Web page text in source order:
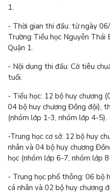
1.
- Thời gian thi đấu: từ ngày
Trường Tiểu học Nguyễn Thái
Quận 1.
- Nội dung thi đấu: Cờ tiêu
tuổi.
- Tiểu học: 12 bộ huy chương
04 bộ huy chương Đồng đội),
(nhóm lớp 1-3, nhóm lớp 4-5).
-Trung học cơ sở: 12 bộ huy
nhân và 04 bộ huy chương
học (nhóm lớp 6-7, nhóm lớp
- Trung học phổ thông: 06 bộ
cá nhân và 02 bộ huy chương